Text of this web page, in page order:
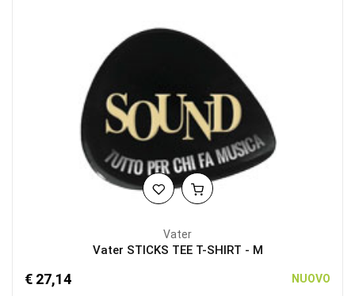
Vater
Vater STICKS TEE T-SHIRT - M
€ 27,14 NUOVO